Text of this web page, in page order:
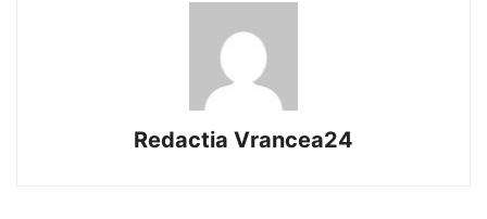
Redactia Vrancea24